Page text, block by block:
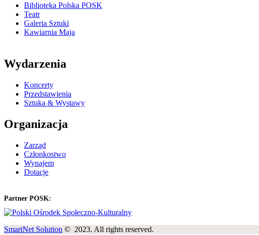
Biblioteka Polska POSK
Teatr
Galeria Sztuki
Kawiarnia Maja
Wydarzenia
Koncerty
Przedstawienia
Sztuka & Wystawy
Organizacja
Zarząd
Członkostwo
Wynajem
Dotacje
Partner POSK:
SmartNet Solution © 2023. All rights reserved.